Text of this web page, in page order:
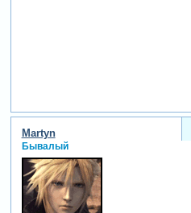
Martyn
Бывалый